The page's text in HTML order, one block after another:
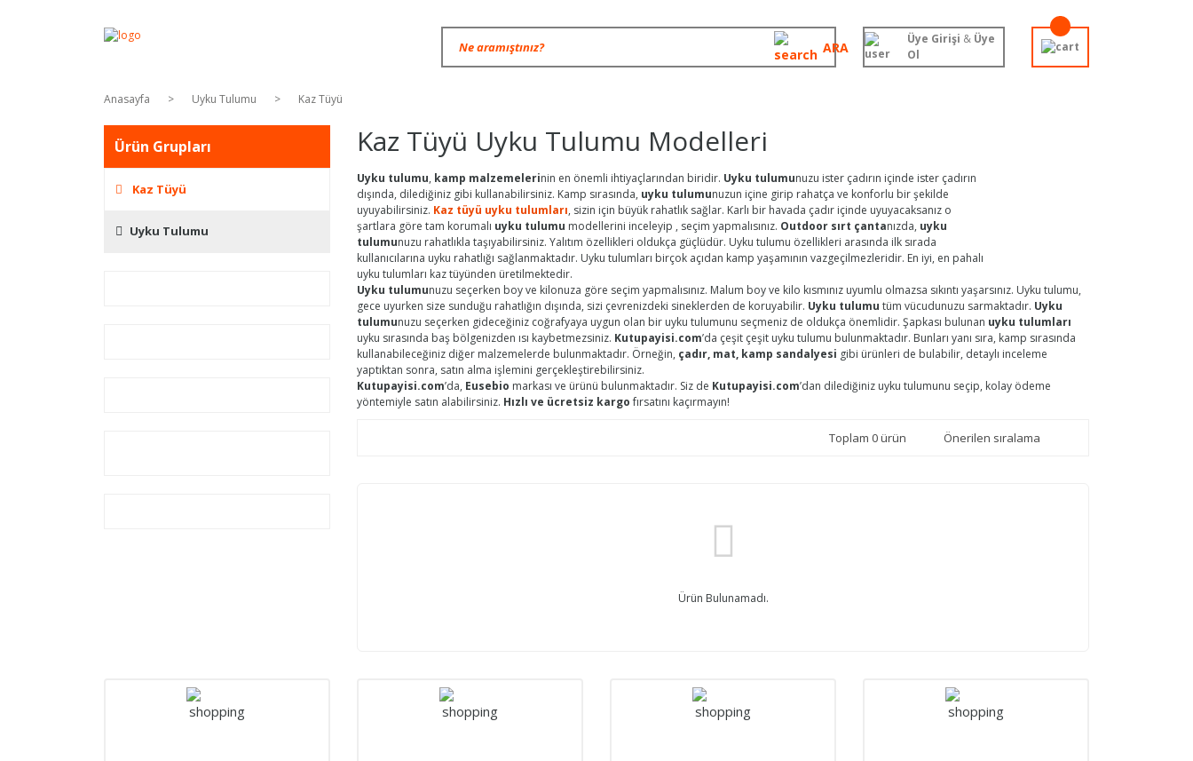
ARA Üye Girişi &Üye
Ol
Anasayfa Uyku Tulumu Kaz Tüyü
Ürün Grupları
Kaz Tüyü
Uyku Tulumu
Kaz Tüyü Uyku Tulumu Modelleri
Uyku tulumu, kamp malzemelerinin en önemli ihtiyaçlarından biridir. Uyku tulumunuzu ister çadırın içinde ister çadırın
dışında, dilediğiniz gibi kullanabilirsiniz. Kamp sırasında, uyku tulumunuzun içine girip rahatça ve konforlu bir şekilde
uyuyabilirsiniz. Kaz tüyü uyku tulumları, sizin için büyük rahatlık sağlar. Karlı bir havada çadır içinde uyuyacaksanız o
şartlara göre tam korumalı uyku tulumu modellerini inceleyip , seçim yapmalısınız. Outdoor sırt çantanızda, uyku
tulumunuzu rahatlıkla taşıyabilirsiniz. Yalıtım özellikleri oldukça güçlüdür. Uyku tulumu özellikleri arasında ilk sırada
kullanıcılarına uyku rahatlığı sağlanmaktadır. Uyku tulumları birçok açıdan kamp yaşamının vazgeçilmezleridir. En iyi, en pahalı
uyku tulumları kaz tüyünden üretilmektedir.
Uyku tulumunuzu seçerken boy ve kilonuza göre seçim yapmalısınız. Malum boy ve kilo kısmınız uyumlu olmazsa sıkıntı yaşarsınız. Uyku tulumu,
gece uyurken size sunduğu rahatlığın dışında, sizi çevrenizdeki sineklerden de koruyabilir. Uyku tulumu tüm vücudunuzu sarmaktadır. Uyku
tulumunuzu seçerken gideceğiniz coğrafyaya uygun olan bir uyku tulumunu seçmeniz de oldukça önemlidir. Şapkası bulunan uyku tulumları
uyku sırasında baş bölgenizden ısı kaybetmezsiniz. Kutupayisi.com’da çeşit çeşit uyku tulumu bulunmaktadır. Bunları yanı sıra, kamp sırasında
kullanabileceğiniz diğer malzemelerde bulunmaktadır. Örneğin, çadır, mat, kamp sandalyesi gibi ürünleri de bulabilir, detaylı inceleme
yaptıktan sonra, satın alma işlemini gerçekleştirebilirsiniz.
Kutupayisi.com’da, Eusebio markası ve ürünü bulunmaktadır. Siz de Kutupayisi.com’dan dilediğiniz uyku tulumunu seçip, kolay ödeme
yöntemiyle satın alabilirsiniz. Hızlı ve ücretsiz kargofırsatını kaçırmayın!
Toplam 0 ürün
Ürün Bulunamadı.